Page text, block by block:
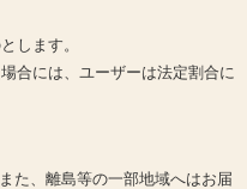
します。
合には、ユーザーは法定割合に
た、離島等の一部地域へはお届